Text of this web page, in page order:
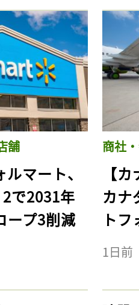
舗
マート、
で2031年
ープ3削減
商社
【
カナ
ト
1日前